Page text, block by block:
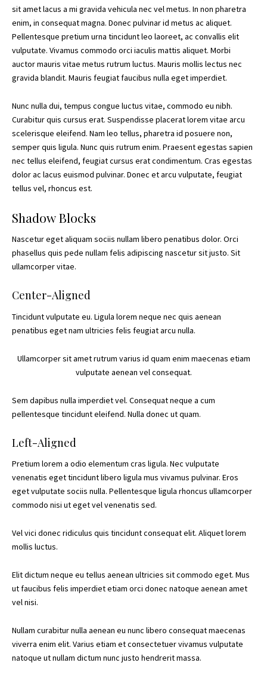
sit amet lacus a mi gravida vehicula nec vel metus. In non pharetra
enim, in consequat magna. Donec pulvinar id metus ac aliquet.
Pellentesque pretium urna tincidunt leo laoreet, ac convallis elit
vulputate. Vivamus commodo orci iaculis mattis aliquet. Morbi
auctor mauris vitae metus rutrum luctus. Mauris mollis lectus nec
gravida blandit. Mauris feugiat faucibus nulla eget imperdiet.
Nunc nulla dui, tempus congue luctus vitae, commodo eu nibh.
Curabitur quis cursus erat. Suspendisse placerat lorem vitae arcu
scelerisque eleifend. Nam leo tellus, pharetra id posuere non,
semper quis ligula. Nunc quis rutrum enim. Praesent egestas sapien
nec tellus eleifend, feugiat cursus erat condimentum. Cras egestas
dolor ac lacus euismod pulvinar. Donec et arcu vulputate, feugiat
tellus vel, rhoncus est.
Shadow Blocks
Nascetur eget aliquam sociis nullam libero penatibus dolor. Orci
phasellus quis pede nullam felis adipiscing nascetur sit justo. Sit
ullamcorper vitae.
Center-Aligned
Tincidunt vulputate eu. Ligula lorem neque nec quis aenean
penatibus eget nam ultricies felis feugiat arcu nulla.
Ullamcorper sit amet rutrum varius id quam enim maecenas etiam
vulputate aenean vel consequat.
Sem dapibus nulla imperdiet vel. Consequat neque a cum
pellentesque tincidunt eleifend. Nulla donec ut quam.
Left-Aligned
Pretium lorem a odio elementum cras ligula. Nec vulputate
venenatis eget tincidunt libero ligula mus vivamus pulvinar. Eros
eget vulputate sociis nulla. Pellentesque ligula rhoncus ullamcorper
commodo nisi ut eget vel venenatis sed.
Vel vici donec ridiculus quis tincidunt consequat elit. Aliquet lorem
mollis luctus.
Elit dictum neque eu tellus aenean ultricies sit commodo eget. Mus
ut faucibus felis imperdiet etiam orci donec natoque aenean amet
vel nisi.
Nullam curabitur nulla aenean eu nunc libero consequat maecenas
viverra enim elit. Varius etiam et consectetuer vivamus vulputate
natoque ut nullam dictum nunc justo hendrerit massa.